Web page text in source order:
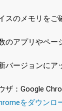
スのメモリをご
のアプリやペー
バージョンにア
ザ：Google
をダウンロ